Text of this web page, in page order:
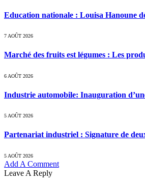
Education nationale : Louisa Hanoune
7 AOÛT 2026
Marché des fruits est légumes : Les
6 AOÛT 2026
Industrie automobile: Inauguration
5 AOÛT 2026
Partenariat industriel : Signature de
5 AOÛT 2026
Add A Comment
Leave A Reply